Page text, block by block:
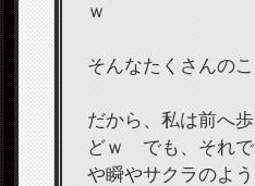
ｗ
そんなたくさんの
だから、私は前へ
どｗ でも、それ
や瞬やサクラのよ